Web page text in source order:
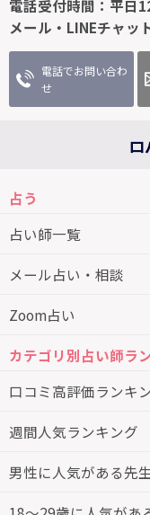
電話受付時間：平日
メール・LINEチャッ
電話でお問い合わ
せ
占う
占い師一覧
メール占い・相談
Zoom占い
カテゴリ別占い師ラ
口コミ高評価ランキ
週間人気ランキング
男性に人気がある先生